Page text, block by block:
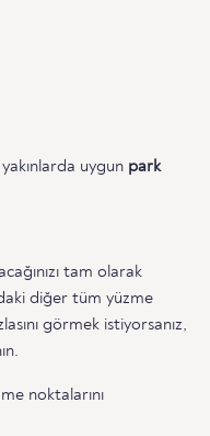
uygun park
tam olarak
diğer tüm yüzme
görmek istiyorsanız,
noktalarını